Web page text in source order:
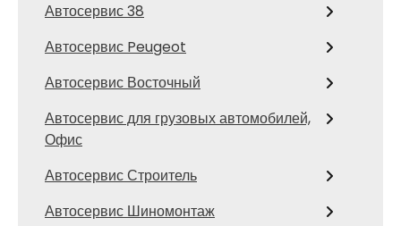
Автосервис 38
Автосервис Peugeot
Автосервис Восточный
Автосервис для грузовых автомобилей,
Офис
Автосервис Строитель
Автосервис Шиномонтаж